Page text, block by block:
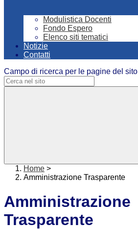
Modulistica Docenti
Fondo Espero
Elenco siti tematici
Notizie
Contatti
Campo di ricerca per le pagine del sito
Home >
Amministrazione Trasparente
Amministrazione
Trasparente